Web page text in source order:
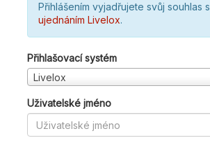
Přihlášením vyjadřujete svůj souhlas s
ujednáním Livelox.
Přihlašovací systém
Livelox
Uživatelské jméno